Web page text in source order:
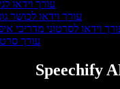
עורך וידאו
עורך וידאו לכושר
וידאו לסרטוני מדריכי
עורך